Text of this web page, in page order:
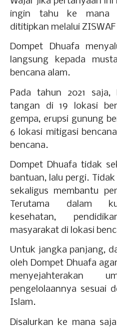
ingin tahu ke mana
dititipkan melalui
Dompet Dhuafa
langsung kepada
bencana alam.
Pada tahun 2021
tangan di 19 lokasi
gempa, erupsi gunung
6 lokasi mitigasi
bencana.
Dompet Dhuafa tidak
bantuan, lalu pergi.
sekaligus membantu
Terutama dalam
kesehatan,
masyarakat di lokasi
Untuk jangka panjang,
oleh Dompet Dhuafa
menyejahterakan
pengelolaannya sesuai
Islam.
Disalurkan ke mana